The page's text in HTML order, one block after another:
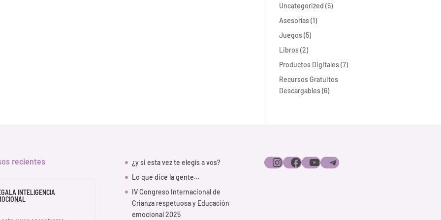
Uncategorized 55
Asesorías 11
Juegos 55
Libros 22
productos
Productos Digitales 77
Recursos Gratuitos
Descargables 66
recientes
INTELIGENCIA
¿y si esta vez te elegís a vos?
Lo que dice la gente…
IV Congreso Internacional de
Crianza respetuosa y Educación
emocional 2025
Instagram
Facebook
YouTubeTelegram